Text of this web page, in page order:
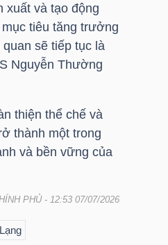
xuất và tạo động
tiêu tăng trưởng
sẽ tiếp tục là
Nguyễn Thường
thiện thể chế và
thành một trong
và bền vững của
PHỦ - 12:53 07/07/2026